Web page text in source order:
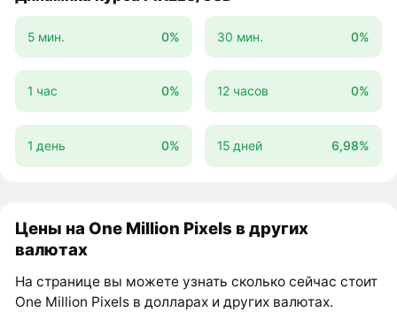
5 мин. 0% 30 мин. 0%
1 час 0% 12 часов 0%
1 день 0% 15 дней 6,98%
Цены на One Million Pixels в других
валютах
На странице вы можете узнать сколько сейчас стоит
One Million Pixels в долларах и других валютах.